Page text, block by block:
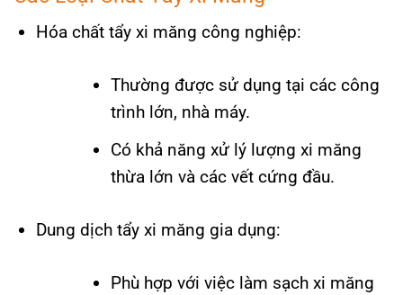
Hóa chất tẩy xi măng công nghiệp:
Thường được sử dụng tại các công
trình lớn, nhà máy.
Có khả năng xử lý lượng xi măng
thừa lớn và các vết cứng đầu.
Dung dịch tẩy xi măng gia dụng:
Phù hợp với việc làm sạch xi măng